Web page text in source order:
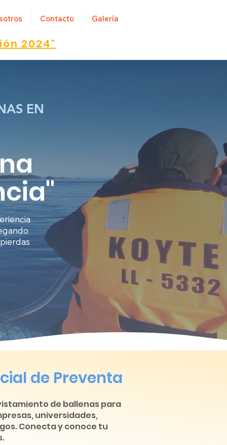
Contacto Galería
2024"
EN
de Preventa
de ballenas para
universidades,
Conecta y conoce tu